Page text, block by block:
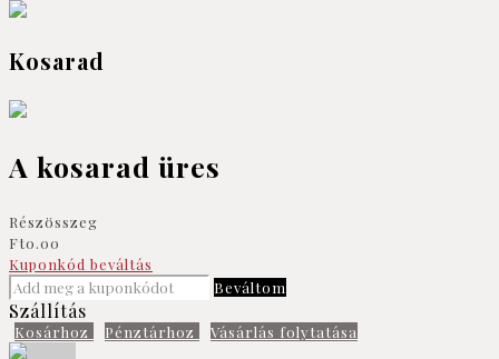
Kosarad
A kosarad üres
Részösszeg
Ft0.00
Kuponkód beváltás
Beváltom
Szállítás
Kosárhoz Pénztárhoz Vásárlás folytatása